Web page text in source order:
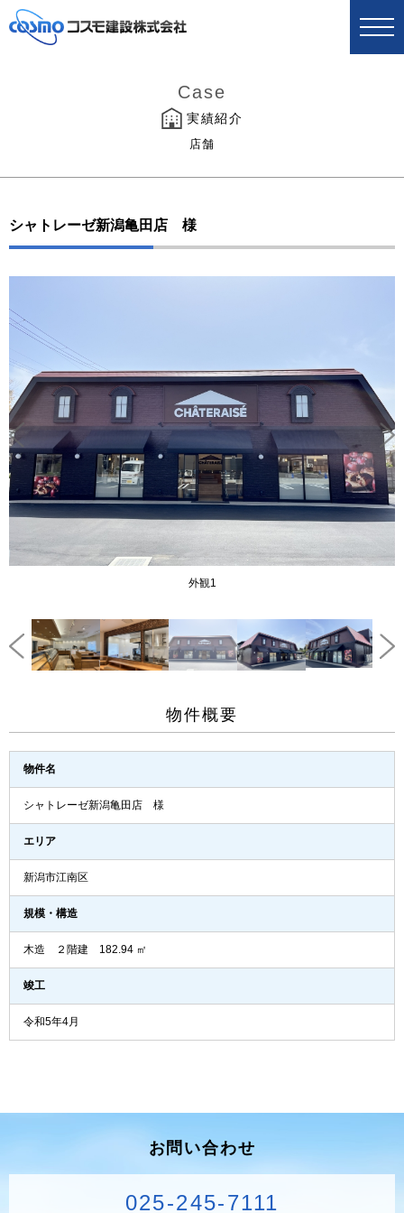
Case
実績紹介
店舗
シャトレーゼ新潟亀田店 様
外観1
物件概要
物件名
シャトレーゼ新潟亀田店 様
エリア
新潟市江南区
規模・構造
木造 ２階建 182.94 ㎡
竣工
令和5年4月
お問い合わせ
025-245-7111